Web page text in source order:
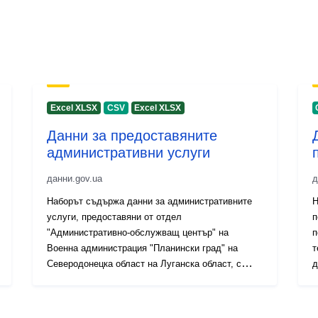
Excel XLSX CSV Excel XLSX
Данни за предоставяните
административни услуги
данни.gov.ua
Наборът съдържа данни за административните
услуги, предоставяни от отдел
"Административно-обслужващ център" на
Военна администрация "Планински град" на
Северодонецка област на Луганска област, с